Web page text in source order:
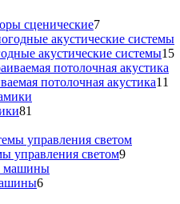
сценические7
акустические системы15
потолочная акустика11
81
управления светом9
6